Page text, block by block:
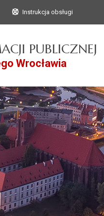
treściInstrukcja obsługi
PUBLICZNEJ
Wrocławia